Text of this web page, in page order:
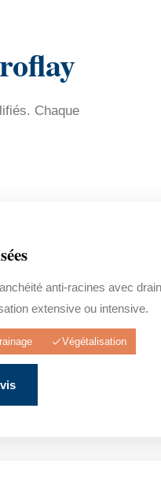
Chaque
anti-racines avec
extensive ou intensive.
Végétalisation